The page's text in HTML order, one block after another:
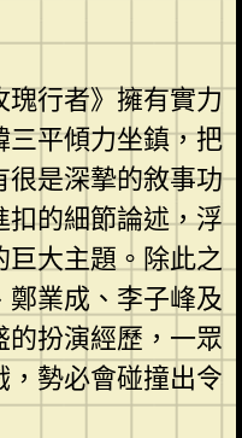
行者》擁有實力
平傾力坐鎮，把
是深摯的敘事功
的細節論述，浮
大主題。除此之
業成、李子峰及
扮演經歷，一眾
勢必會碰撞出令